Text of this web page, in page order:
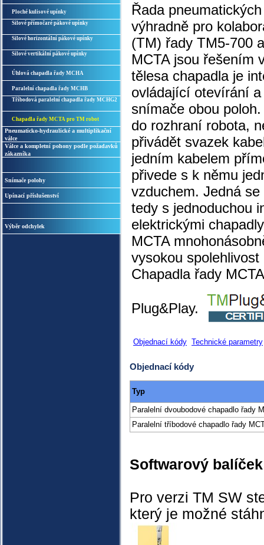
Ploché kulisové upínky
Silové přímočaré pákové upínky
Silové horizontální pákové upínky
Silové vertikální pákové upínky
Úhlová chapadla řady MCHA
Paralelní chapadla řady MCHB
Tříbodová paralelní chapadla řady MCHG2
Chapadla řady MCTA pro TM robot
Pneumaticko-hydraulické a multiplikační
válce
Válce a kompletní pohony podle požadavků
zákazníka
Snímače polohy
Upínací příslušenství
Výběr odchylek
Řada
výhradně pro
(TM) řady TM5-700
MCTA jsou řešením
tělesa chapadla je
ovládající otevírání
snímače obou
do rozhraní robota,
přivádět svazek
jedním kabelem
přivede s k němu
vzduchem. Jedná
tedy s jednoduchou
elektrickými
MCTA
vysokou
Chapadla řady
Plug&Play.
Objednací kódy Technické parametry
Objednací kódy
Typ
Paralelní dvoubodové chapadlo řady
Paralelní tříbodové chapadlo řady
Softwarový balíček
Pro verzi TM SW
který je možné